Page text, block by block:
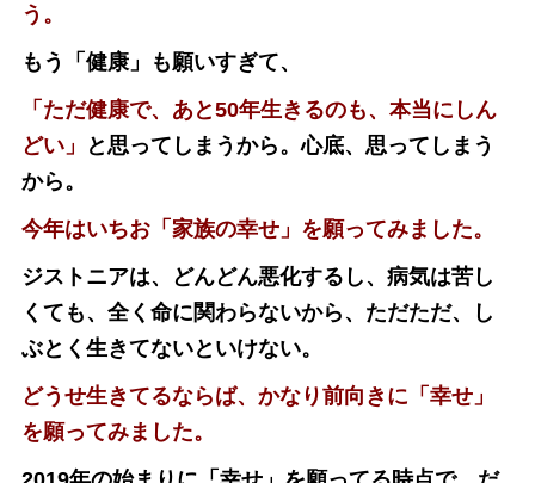
う。
もう「健康」も願いすぎて、
「ただ健康で、あと50年生きるのも、本当にしん
どい」
と思ってしまうから。心底、思ってしまう
から。
今年はいちお「家族の幸せ」を願ってみました。
ジストニアは、どんどん悪化するし、病気は苦し
くても、全く命に関わらないから、ただただ、し
ぶとく生きてないといけない。
どうせ生きてるならば、かなり前向きに「幸せ」
を願ってみました。